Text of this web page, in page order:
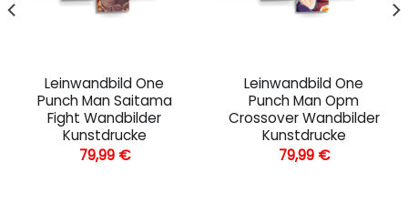
Leinwandbild One
Punch Man Saitama
Fight Wandbilder
Kunstdrucke
79,99 €
Leinwandbild One
Punch Man Opm
Crossover Wandbilder
Kunstdrucke
79,99 €